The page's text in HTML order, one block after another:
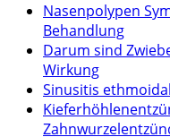
Nasenpolypen
Behandlung
Darum sind
Wirkung
Sinusitis